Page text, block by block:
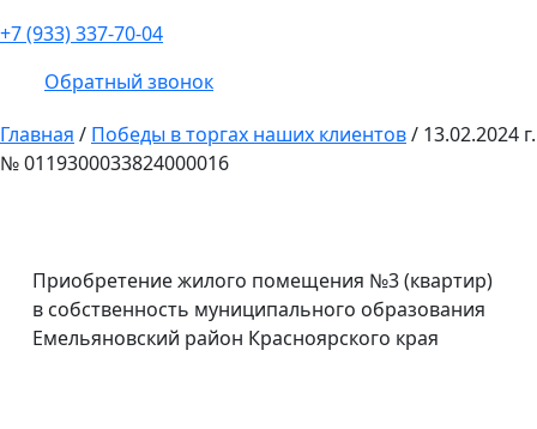
+7 (933) 337-70-04
Обратный звонок
Главная / Победы в торгах наших клиентов/ 13.02.2024 г.
№ 0119300033824000016
Приобретение жилого помещения №3 (квартир)
в собственность муниципального образования
Емельяновский район Красноярского края